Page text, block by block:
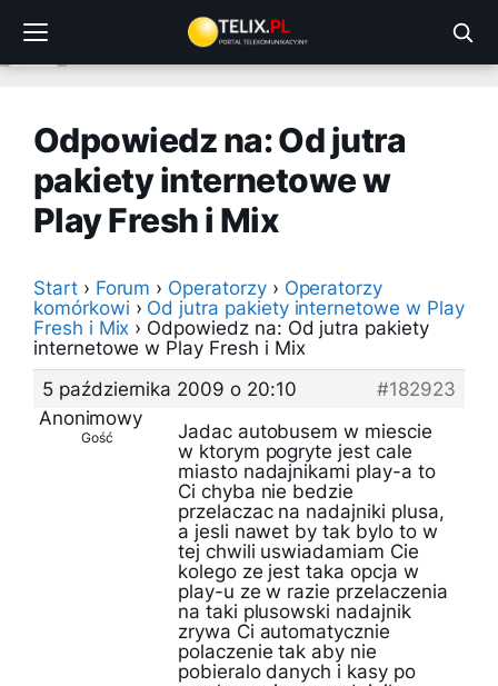
treści
Odpowiedz na: Od jutra
pakiety internetowe w
Play Fresh i Mix
Start › Forum › Operatorzy › Operatorzy
komórkowi › Od jutra pakiety internetowe w Play
Fresh i Mix › Odpowiedz na: Od jutra pakiety
internetowe w Play Fresh i Mix
5 października 2009 o 20:10
#182923
Anonimowy
Gość
Jadac autobusem w miescie
w ktorym pogryte jest cale
miasto nadajnikami play-a to
Ci chyba nie bedzie
przelaczac na nadajniki plusa,
a jesli nawet by tak bylo to w
tej chwili uswiadamiam Cie
kolego ze jest taka opcja w
play-u ze w razie przelaczenia
na taki plusowski nadajnik
zrywa Ci automatycznie
polaczenie tak aby nie
pobieralo danych i kasy po